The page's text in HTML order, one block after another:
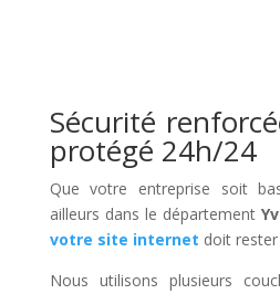
Sécurité
protégé 24h/24
Que votre entreprise soit
ailleurs dans le département
votre site internet doit
Nous utilisons plusieurs